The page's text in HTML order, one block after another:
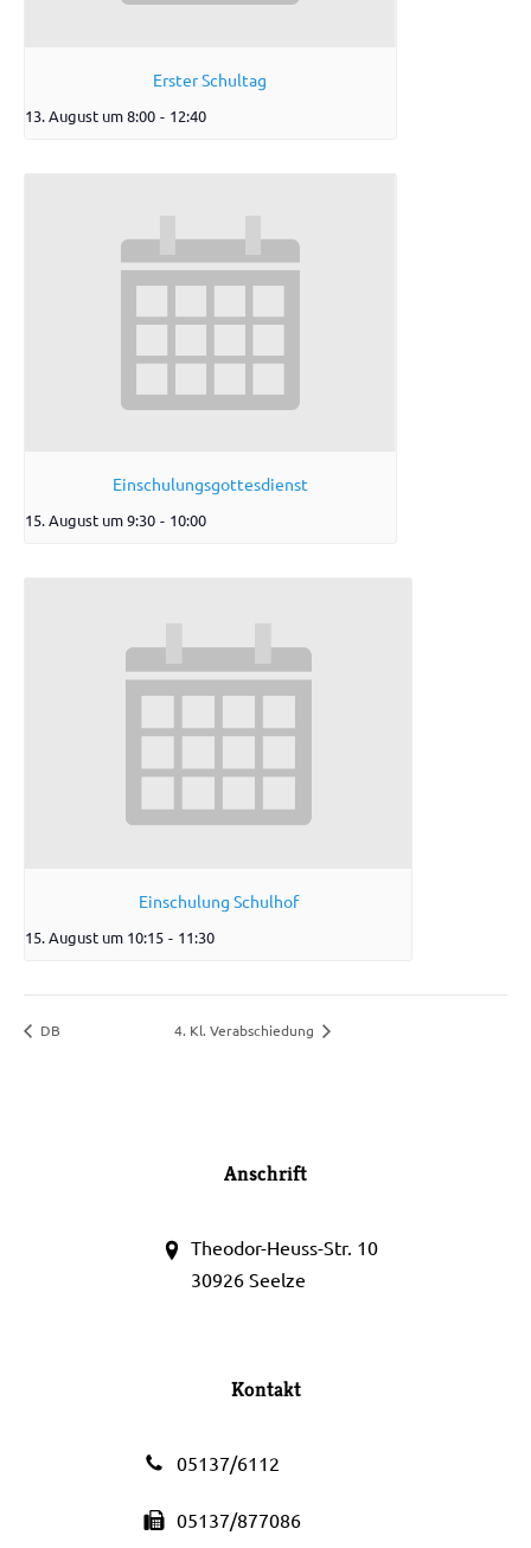
Erster Schultag
13. August um 8:00 - 12:40
Einschulungsgottesdienst
15. August um 9:30 - 10:00
Einschulung Schulhof
15. August um 10:15 - 11:30
DB 4. Kl. Verabschiedung
Anschrift
Theodor-Heuss-Str. 10
30926 Seelze
Kontakt
05137/6112
05137/877086